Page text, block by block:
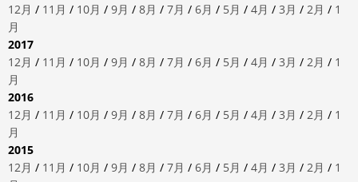
12月 / 11月 / 10月 / 9月 / 8月 / 7月 / 6月 / 5月 / 4月 / 3月 / 2月 / 1
月
2017
12月 / 11月 / 10月 / 9月 / 8月 / 7月 / 6月 / 5月 / 4月 / 3月 / 2月 / 1
月
2016
12月 / 11月 / 10月 / 9月 / 8月 / 7月 / 6月 / 5月 / 4月 / 3月 / 2月 / 1
月
2015
12月 / 11月 / 10月 / 9月 / 8月 / 7月 / 6月 / 5月 / 4月 / 3月 / 2月 / 1